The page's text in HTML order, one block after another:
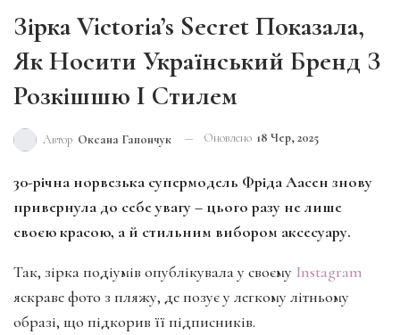
Зірка Victoria’s Secret Показала,
Як Носити Український Бренд З
Розкішшю І Стилем
Автор Оксана Гапончук Оновлено 18 Чер, 2025
30-річна норвезька супермодель Фріда Аасен знову
привернула до себе увагу – цього разу не лише
своєю красою, а й стильним вибором аксесуару.
Так, зірка подіумів опублікувала у своєму Instagram
яскраве фото з пляжу, де позує у легкому літньому
образі, що підкорив її підписників.